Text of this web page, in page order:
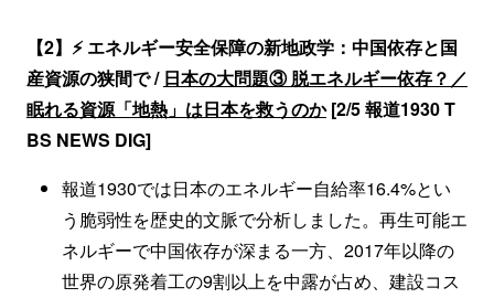
【2】⚡ エネルギー安全保障の新地政学：中国依存と国
産資源の狭間で / 日本の大問題③ 脱エネルギー依存？／
眠れる資源「地熱」は日本を救うのか[2/5 報道1930 T
BS NEWS DIG]
報道1930では日本のエネルギー自給率16.4%とい
う脆弱性を歴史的文脈で分析しました。再生可能エ
ネルギーで中国依存が深まる一方、2017年以降の
世界の原発着工の9割以上を中露が占め、建設コス